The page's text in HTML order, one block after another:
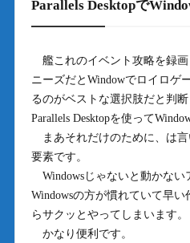
Parallels Desktopで
艦これのイベント攻略を録
ニーズだとWindowでロイロゲ
るのがベストな選択肢だと判
Parallels Desktopを使って
まあそれだけのために、は
要素です。
Windowsじゃないと動かない
Windowsの方が慣れていて早
らサクッとやってしまいます。
かなり便利です。